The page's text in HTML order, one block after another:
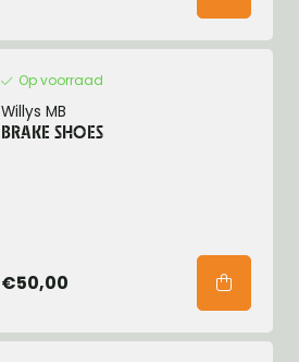
Op voorraad
Willys MB
BRAKE SHOES
€50,00